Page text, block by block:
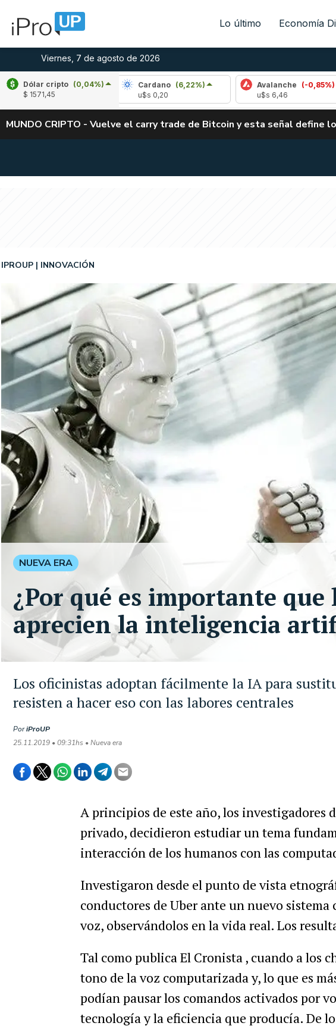
Lo último Economía
Viernes, 7 de agosto de 2026
Dólar cripto (0,04%)
$ 1571,45
(-0,96%)
Cardano (6,22%)
Avalanche (-0,85%)
MUNDO CRIPTO - Vuelve el carry trade de Bitcoin y esta señal define
Los oficinistas adoptan fácilmente la IA para
resisten a hacer eso con las labores centrales
IPROUP INNOVACIÓN
PoriProUP
25.11.2019 • 09:31hs • Nueva era
NUEVA ERA
¿Por qué es importante que
aprecien la inteligencia
A principios de este año, los investigadores
privado, decidieron estudiar un tema
interacción de los humanos con las
Investigaron desde el punto de vista
conductores de Uber ante un nuevo
voz, observándolos en la vida real. Los
Tal como publica El Cronista , cuando a los
tono de la voz computarizada y, lo que es
podían pausar los comandos activados por
tecnología y la eficiencia que producía. De